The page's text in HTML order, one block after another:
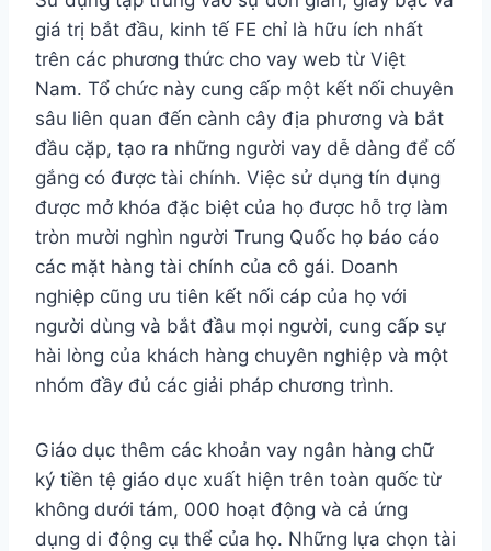
giá trị bắt đầu, kinh tế FE chỉ là hữu ích nhất
trên các phương thức cho vay web từ Việt
Nam. Tổ chức này cung cấp một kết nối chuyên
sâu liên quan đến cành cây địa phương và bắt
đầu cặp, tạo ra những người vay dễ dàng để cố
gắng có được tài chính. Việc sử dụng tín dụng
được mở khóa đặc biệt của họ được hỗ trợ làm
tròn mười nghìn người Trung Quốc họ báo cáo
các mặt hàng tài chính của cô gái. Doanh
nghiệp cũng ưu tiên kết nối cáp của họ với
người dùng và bắt đầu mọi người, cung cấp sự
hài lòng của khách hàng chuyên nghiệp và một
nhóm đầy đủ các giải pháp chương trình.
Giáo dục thêm các khoản vay ngân hàng chữ
ký tiền tệ giáo dục xuất hiện trên toàn quốc từ
không dưới tám, 000 hoạt động và cả ứng
dụng di động cụ thể của họ. Những lựa chọn tài